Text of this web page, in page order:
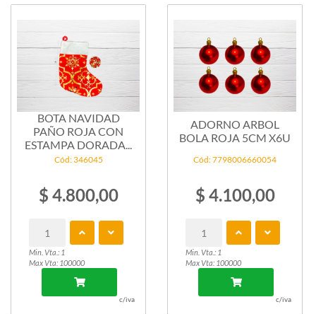
BOTA NAVIDAD
PAÑO ROJA CON
ESTAMPA DORADA...
Cód: 346045
$ 4.800,00
Min. Vta.: 1
Max Vta: 100000
c/iva
ADORNO ARBOL
BOLA ROJA 5CM X6U
Cód: 7798006660054
$ 4.100,00
Min. Vta.: 1
Max Vta: 100000
c/iva